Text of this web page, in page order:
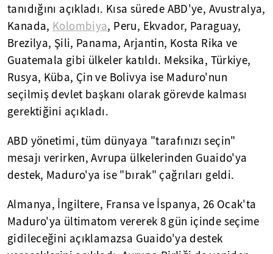
tanıdığını açıkladı. Kısa sürede ABD'ye, Avustralya,
Kanada, Kolombiya, Peru, Ekvador, Paraguay,
Brezilya, Şili, Panama, Arjantin, Kosta Rika ve
Guatemala gibi ülkeler katıldı. Meksika, Türkiye,
Rusya, Küba, Çin ve Bolivya ise Maduro'nun
seçilmiş devlet başkanı olarak görevde kalması
gerektiğini açıkladı.
ABD yönetimi, tüm dünyaya "tarafınızı seçin"
mesajı verirken, Avrupa ülkelerinden Guaido'ya
destek, Maduro'ya ise "bırak" çağrıları geldi.
Almanya, İngiltere, Fransa ve İspanya, 26 Ocak'ta
Maduro'ya ültimatom vererek 8 gün içinde seçime
gidileceğini açıklamazsa Guaido'ya destek